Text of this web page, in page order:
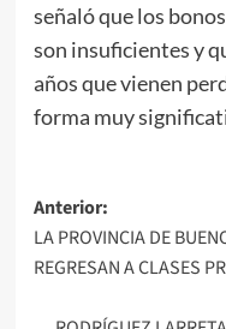
señaló que los
son insuficientes y
años que vienen
forma muy
Navegación
de
Anterior:
LA PROVINCIA DE
REGRESAN A CLASES